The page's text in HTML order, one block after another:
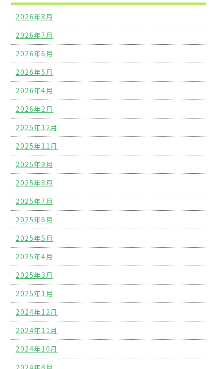
2026年8月
2026年7月
2026年6月
2026年5月
2026年4月
2026年2月
2025年12月
2025年11月
2025年9月
2025年8月
2025年7月
2025年6月
2025年5月
2025年4月
2025年3月
2025年1月
2024年12月
2024年11月
2024年10月
2024年8月